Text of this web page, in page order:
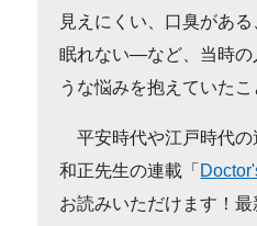
見えにくい、口臭がある
眠れない―など、当時の
うな悩みを抱えていたこ
平安時代や江戸時代の
和正先生の連載「
お読みいただけます！